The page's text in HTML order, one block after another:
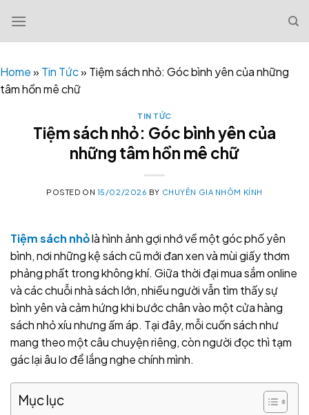
content
Home» Tin Tức» Tiệm sách nhỏ: Góc bình yên của những
tâm hồn mê chữ
TIN TỨC
Tiệm sách nhỏ: Góc bình yên của
những tâm hồn mê chữ
POSTED ON 15/02/2026 BY CHUYÊN GIA NHÔM KÍNH
Tiệm sách nhỏlà hình ảnh gợi nhớ về một góc phố yên
bình, nơi những kệ sách cũ mới đan xen và mùi giấy thơm
phảng phất trong không khí. Giữa thời đại mua sắm online
và các chuỗi nhà sách lớn, nhiều người vẫn tìm thấy sự
bình yên và cảm hứng khi bước chân vào một cửa hàng
sách nhỏ xíu nhưng ấm áp. Tại đây, mỗi cuốn sách như
mang theo một câu chuyện riêng, còn người đọc thì tạm
gác lại âu lo để lắng nghe chính mình.
Mục lục